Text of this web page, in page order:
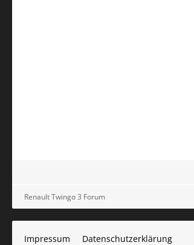
Renault Twingo 3 Forum
Impressum Datenschutzerklärung